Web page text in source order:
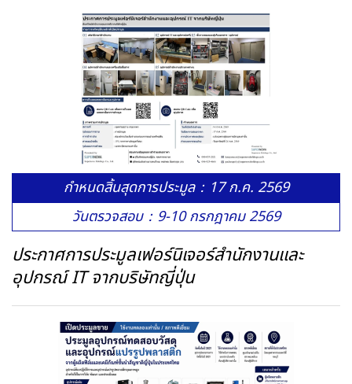
กำหนดสิ้นสุดการประมูล：17 ก.ค. 2569
วันตรวจสอบ：9-10 กรกฎาคม 2569
ประกาศการประมูลเฟอร์นิเจอร์สำนักงานและ
อุปกรณ์ IT จากบริษัทญี่ปุ่น